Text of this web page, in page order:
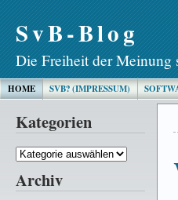
SvB-Blog
Die Freiheit der Meinung
HOME SVB? (IMPRESSUM)
Kategorien
Kategorien
Archiv